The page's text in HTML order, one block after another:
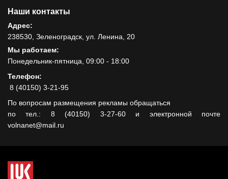
Наши контакты
Адрес:
238530, Зеленоградск, ул. Ленина, 20
Мы работаем:
Понедельник-пятница, 09:00 - 18:00
Телефон:
8 (40150) 3-21-95
По вопросам размещения рекламы обращаться
по тел.: 8 (40150) 3-27-60 и электронной почте
volnanet@mail.ru